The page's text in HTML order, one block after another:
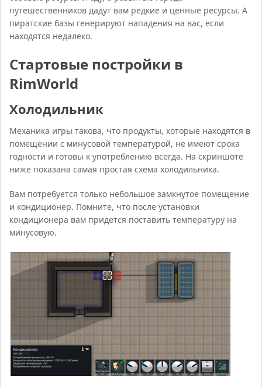
путешественников дадут вам редкие и ценные ресурсы. А
пиратские базы генерируют нападения на вас, если
находятся недалеко.
Стартовые постройки в
RimWorld
Холодильник
Механика игры такова, что продукты, которые находятся в
помещении с минусовой температурой, не имеют срока
годности и готовы к употреблению всегда. На скриншоте
ниже показана самая простая схема холодильника.
Вам потребуется только небольшое замкнутое помещение
и кондиционер. Помните, что после установки
кондиционера вам придется поставить температуру на
минусовую.